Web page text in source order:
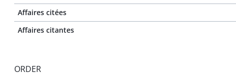
Affaires citées
Affaires citantes
ORDER